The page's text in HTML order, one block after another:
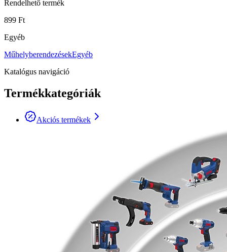
Rendelhető termék
899 Ft
Egyéb
MűhelyberendezésekEgyéb
Katalógus navigáció
Termékkategóriák
Akciós termékek